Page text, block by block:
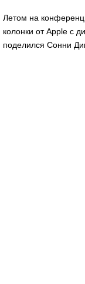
Летом на
колонки от Apple с
поделился Сонни